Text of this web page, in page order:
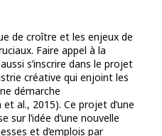
de croître et les enjeux de
Faire appel à la
s’inscrire dans le projet
créative qui enjoint les
démarche
al., 2015). Ce projet d’une
sur l’idée d’une nouvelle
et d’emplois par